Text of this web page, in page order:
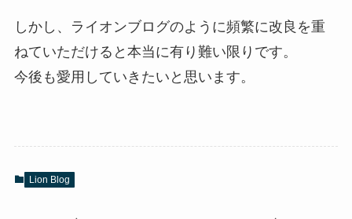
しかし、ライオンブログのように頻繁に改良を重
ねていただけると本当に有り難い限りです。
今後も愛用していきたいと思います。
Lion Blog